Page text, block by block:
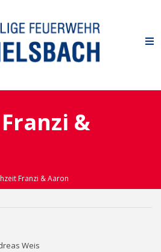
&
Franzi & Aaron
Weis